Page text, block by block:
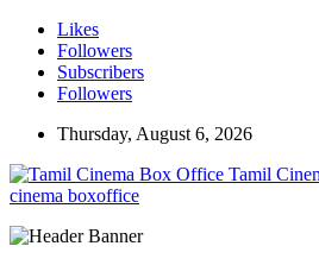
Likes
Followers
Subscribers
Followers
Thursday, August 6, 2026
Tamil
cinema boxoffice